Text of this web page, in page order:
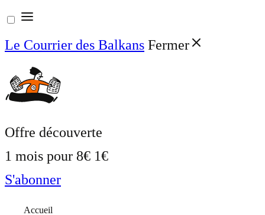
Aller
au
contenu
Le Courrier des Balkans Fermer
Offre découverte
1 mois pour 8€ 1€
S'abonner
Accueil